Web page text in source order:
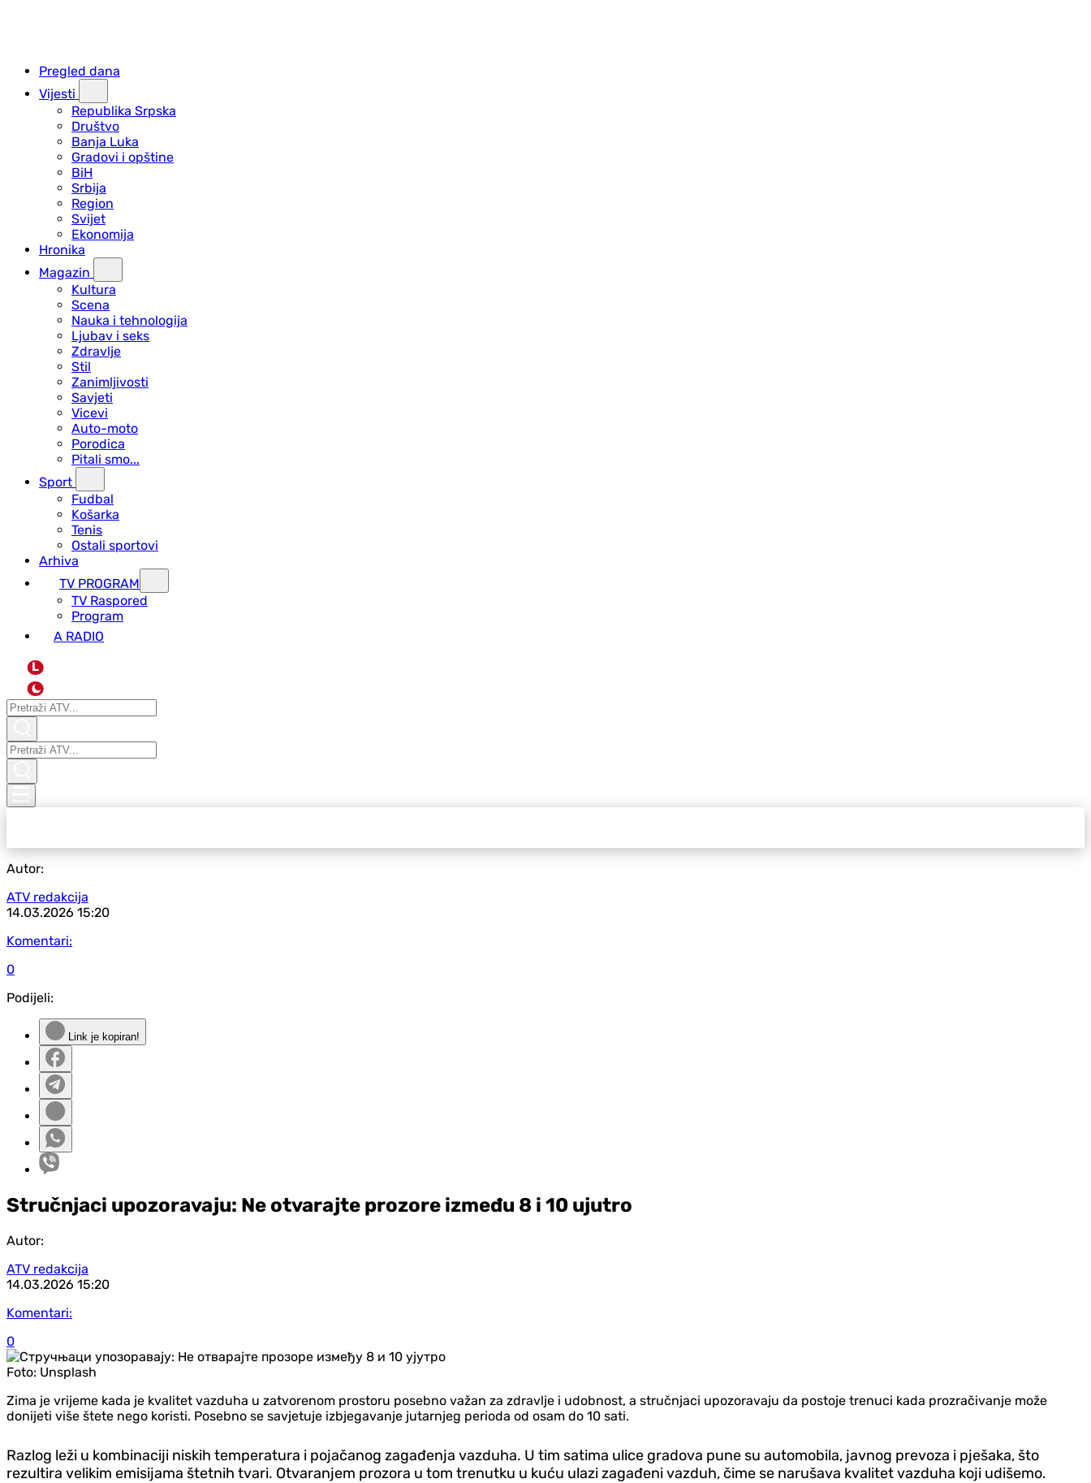
Pregled dana
Vijesti
Republika Srpska
Društvo
Banja Luka
Gradovi i opštine
BiH
Srbija
Region
Svijet
Ekonomija
Hronika
Magazin
Kultura
Scena
Nauka i tehnologija
Ljubav i seks
Zdravlje
Stil
Zanimljivosti
Savjeti
Vicevi
Auto-moto
Porodica
Pitali smo...
Sport
Fudbal
Košarka
Tenis
Ostali sportovi
Arhiva
TV PROGRAM
ТV Raspored
Program
A RADIO
L
Autor:
ATV redakcija
14.03.2026 15:20
Komentari:
0
Podijeli:
Link je kopiran!
Stručnjaci upozoravaju: Ne otvarajte prozore između 8 i 10 ujutro
Autor:
ATV redakcija
14.03.2026 15:20
Komentari:
0
Foto: Unsplash
Zima je vrijeme kada je kvalitet vazduha u zatvorenom prostoru posebno važan za zdravlje i udobnost, a stručnjaci upozoravaju da postoje trenuci kada prozračivanje može
donijeti više štete nego koristi. Posebno se savjetuje izbjegavanje jutarnjeg perioda od osam do 10 sati.
Razlog leži u kombinaciji niskih temperatura i pojačanog zagađenja vazduha. U tim satima ulice gradova pune su automobila, javnog prevoza i pješaka, što
rezultira velikim emisijama štetnih tvari. Otvaranjem prozora u tom trenutku u kuću ulazi zagađeni vazduh, čime se narušava kvalitet vazduha koji udišemo.